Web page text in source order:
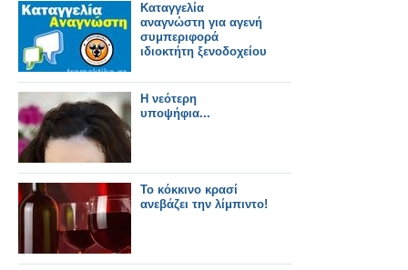
Καταγγελία
αναγνώστη για αγενή
συμπεριφορά
ιδιοκτήτη ξενοδοχείου
Η νεότερη
υποψήφια...
Το κόκκινο κρασί
ανεβάζει την λίμπιντο!